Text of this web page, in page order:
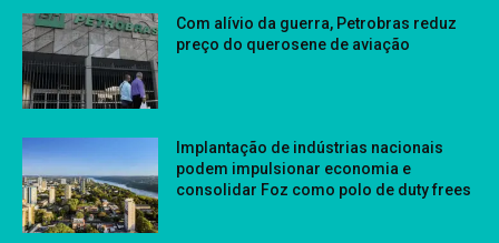
Com alívio da guerra, Petrobras reduz
preço do querosene de aviação
Implantação de indústrias nacionais
podem impulsionar economia e
consolidar Foz como polo de duty frees